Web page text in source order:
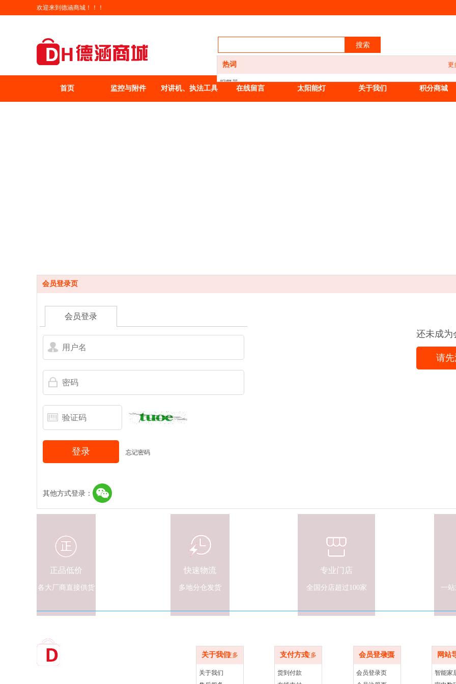
热词 更
报警器
搜索
欢迎来到德涵商城！！！
首页 监控与附件 对讲机、执法工具 在线留言 太阳能灯 关于我们 积分商城
会员登录页
会员登录
登录 忘记密码
其他方式登录：
还未成为
请
各大厂商直接供货
正品低价
多地分仓发货
快速物流
全国分店超过100家
专业门店
一
关于我们更多
关于我们
支付方式更多
货到付款
会员登录页
更多
会员登录页
网站
智能家